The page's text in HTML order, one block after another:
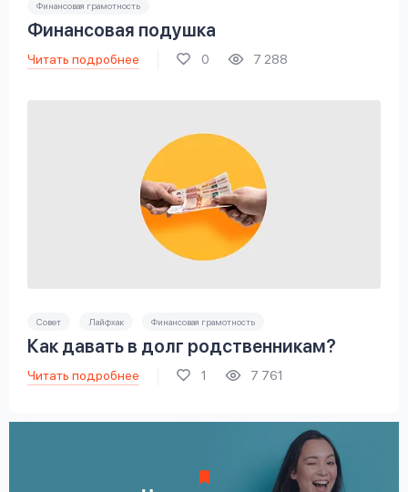
Финансовая грамотность
Финансовая подушка
Читать подробнее 0 7 288
Совет Лайфхак Финансовая грамотность
Как давать в долг родственникам?
Читать подробнее 1 7 761